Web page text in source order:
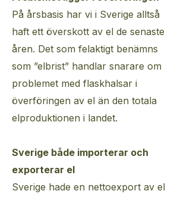
På årsbasis har vi i Sverige alltså
haft ett överskott av el de senaste
åren. Det som felaktigt benämns
som ”elbrist” handlar snarare om
problemet med flaskhalsar i
överföringen av el än den totala
elproduktionen i landet.
Sverige både importerar och
exporterar el
Sverige hade en nettoexport av el